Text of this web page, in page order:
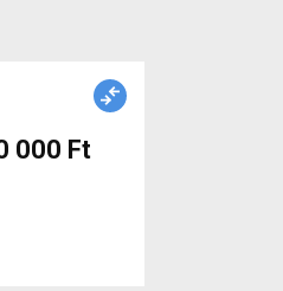
000 Ft